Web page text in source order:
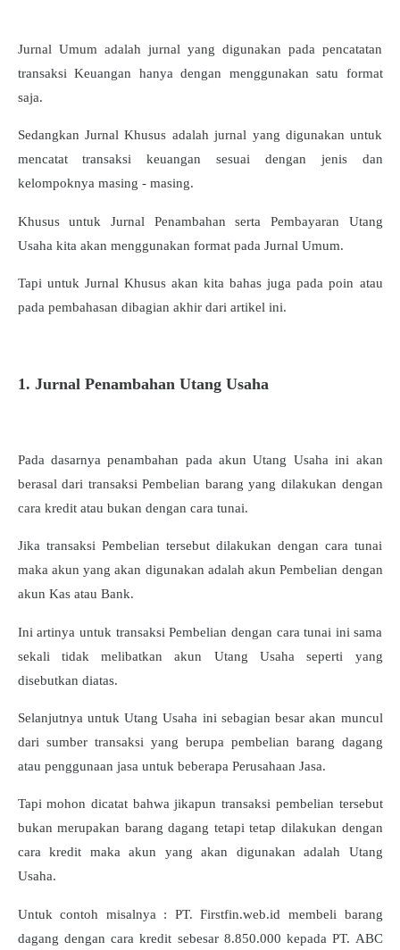
Jurnal Umum adalah jurnal yang digunakan pada pencatatan
transaksi Keuangan hanya dengan menggunakan satu format
saja.
Sedangkan Jurnal Khusus adalah jurnal yang digunakan untuk
mencatat transaksi keuangan sesuai dengan jenis dan
kelompoknya masing - masing.
Khusus untuk Jurnal Penambahan serta Pembayaran Utang
Usaha kita akan menggunakan format pada Jurnal Umum.
Tapi untuk Jurnal Khusus akan kita bahas juga pada poin atau
pada pembahasan dibagian akhir dari artikel ini.
1. Jurnal Penambahan Utang Usaha
Pada dasarnya penambahan pada akun Utang Usaha ini akan
berasal dari transaksi Pembelian barang yang dilakukan dengan
cara kredit atau bukan dengan cara tunai.
Jika transaksi Pembelian tersebut dilakukan dengan cara tunai
maka akun yang akan digunakan adalah akun Pembelian dengan
akun Kas atau Bank.
Ini artinya untuk transaksi Pembelian dengan cara tunai ini sama
sekali tidak melibatkan akun Utang Usaha seperti yang
disebutkan diatas.
Selanjutnya untuk Utang Usaha ini sebagian besar akan muncul
dari sumber transaksi yang berupa pembelian barang dagang
atau penggunaan jasa untuk beberapa Perusahaan Jasa.
Tapi mohon dicatat bahwa jikapun transaksi pembelian tersebut
bukan merupakan barang dagang tetapi tetap dilakukan dengan
cara kredit maka akun yang akan digunakan adalah Utang
Usaha.
Untuk contoh misalnya : PT. Firstfin.web.id membeli barang
dagang dengan cara kredit sebesar 8.850.000 kepada PT. ABC